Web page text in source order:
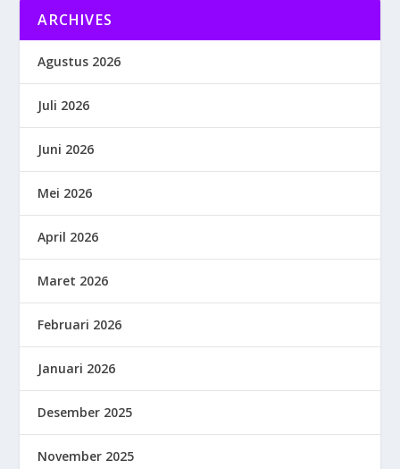
ARCHIVES
Agustus 2026
Juli 2026
Juni 2026
Mei 2026
April 2026
Maret 2026
Februari 2026
Januari 2026
Desember 2025
November 2025